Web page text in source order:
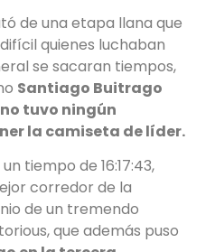
de una etapa llana que
quienes luchaban
se sacaran tiempos,
Santiago Buitrago
tuvo ningún
la camiseta de líder.
tiempo de 16:17:43,
corredor de la
de un tremendo
que además puso